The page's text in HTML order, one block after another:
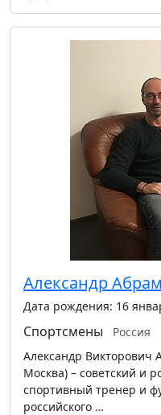
Александр
Дата рождения: 16
Спортсмены
Россия
Александр Викторович
Москва) – советский и
спортивный тренер и
российского …